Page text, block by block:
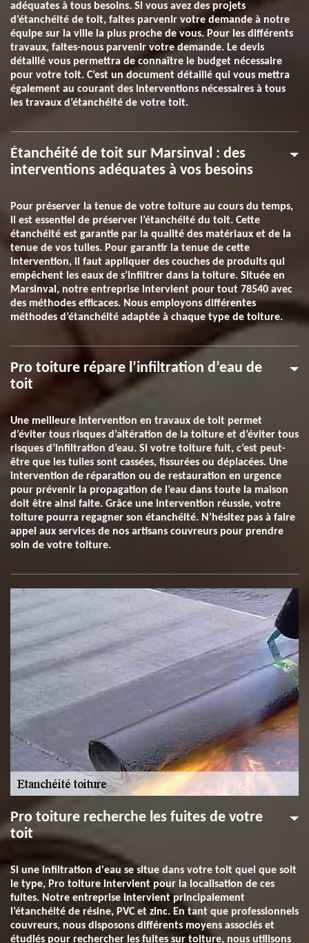
adéquates à tous besoins. Si vous avez des projets
d’étanchéité de toit, faites parvenir votre demande à notre
équipe sur la ville la plus proche de vous. Pour les différents
travaux, faites-nous parvenir votre demande. Le devis
détaillé vous permettra de connaître le budget nécessaire
pour votre toit. C’est un document détaillé qui vous mettra
également au courant des interventions nécessaires à tous
les travaux d’étanchéité de votre toit.
Étanchéité de toit sur Marsinval : des
interventions adéquates à vos besoins
Pour préserver la tenue de votre toiture au cours du temps,
il est essentiel de préserver l’étanchéité du toit. Cette
étanchéité est garantie par la qualité des matériaux et de la
tenue de vos tuiles. Pour garantir la tenue de cette
intervention, il faut appliquer des couches de produits qui
empêchent les eaux de s’infiltrer dans la toiture. Située en
Marsinval, notre entreprise intervient pour tout 78540 avec
des méthodes efficaces. Nous employons différentes
méthodes d’étanchéité adaptée à chaque type de toiture.
Pro toiture répare l’infiltration d’eau de
toit
Une meilleure intervention en travaux de toit permet
d’éviter tous risques d’altération de la toiture et d’éviter tous
risques d’infiltration d’eau. Si votre toiture fuit, c’est peut-
être que les tuiles sont cassées, fissurées ou déplacées. Une
intervention de réparation ou de restauration en urgence
pour prévenir la propagation de l’eau dans toute la maison
doit être ainsi faite. Grâce une intervention réussie, votre
toiture pourra regagner son étanchéité. N’hésitez pas à faire
appel aux services de nos artisans couvreurs pour prendre
soin de votre toiture.
Pro toiture recherche les fuites de votre
toit
Si une infiltration d'eau se situe dans votre toit quel que soit
le type, Pro toiture intervient pour la localisation de ces
fuites. Notre entreprise intervient principalement
l’étanchéité de résine, PVC et zinc. En tant que professionnels
couvreurs, nous disposons différents moyens associés et
étudiés pour rechercher les fuites sur toiture, nous utilisons